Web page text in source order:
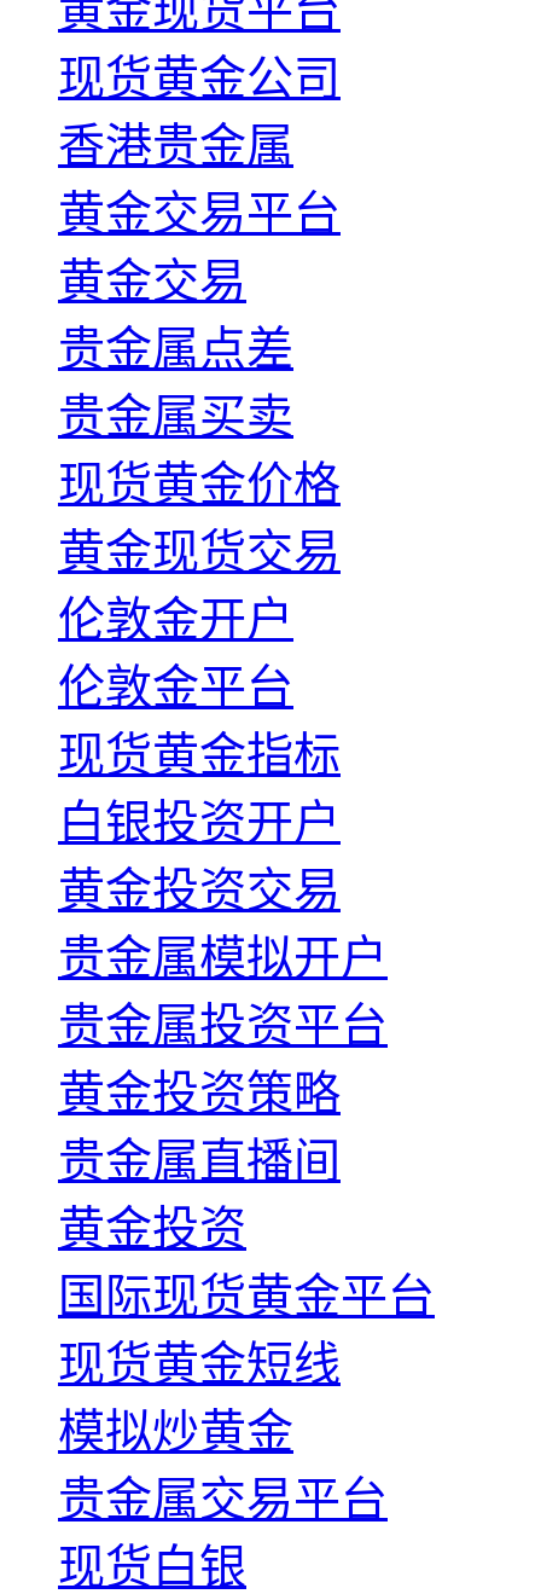
现货黄金公司
香港贵金属
黄金交易平台
黄金交易
贵金属点差
贵金属买卖
现货黄金价格
黄金现货交易
伦敦金开户
伦敦金平台
现货黄金指标
白银投资开户
黄金投资交易
贵金属模拟开户
贵金属投资平台
黄金投资策略
贵金属直播间
黄金投资
国际现货黄金平台
现货黄金短线
模拟炒黄金
贵金属交易平台
现货白银